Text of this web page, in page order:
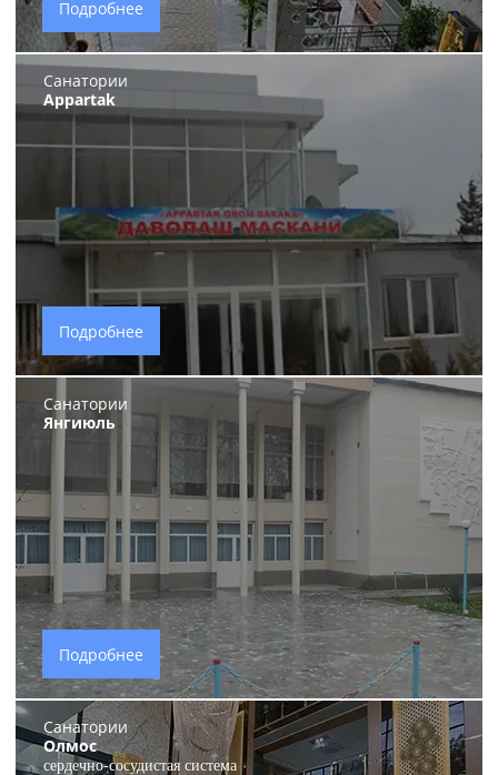
Подробнее
Санатории
Appartak
Подробнее
Санатории
Янгиюль
Подробнее
Санатории
Олмос
сердечно-сосудистая система